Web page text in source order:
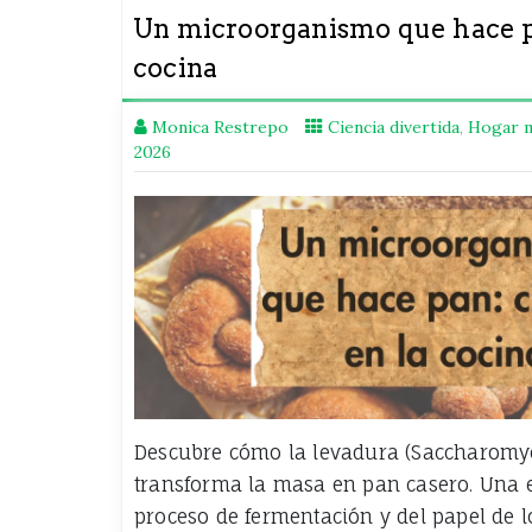
Un microorganismo que hace
cocina
Monica Restrepo Ciencia divertida, Hogar
2026
Descubre cómo la levadura
transforma la masa en pan casero. Una
proceso de fermentación y del papel de